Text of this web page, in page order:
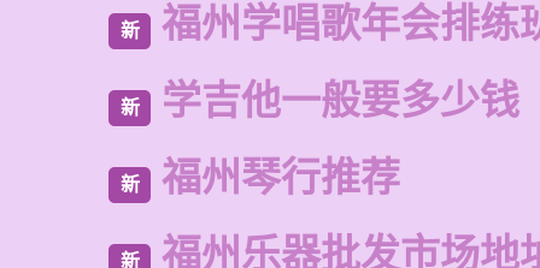
新 福州学唱歌年会排练
新 学吉他一般要多少钱
新 福州琴行推荐
新 福州乐器批发市场地